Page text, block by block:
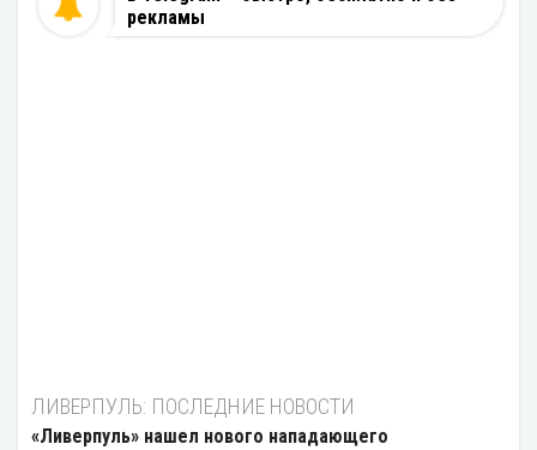
рекламы
ЛИВЕРПУЛЬ: ПОСЛЕДНИЕ НОВОСТИ
«Ливерпуль» нашел нового нападающего